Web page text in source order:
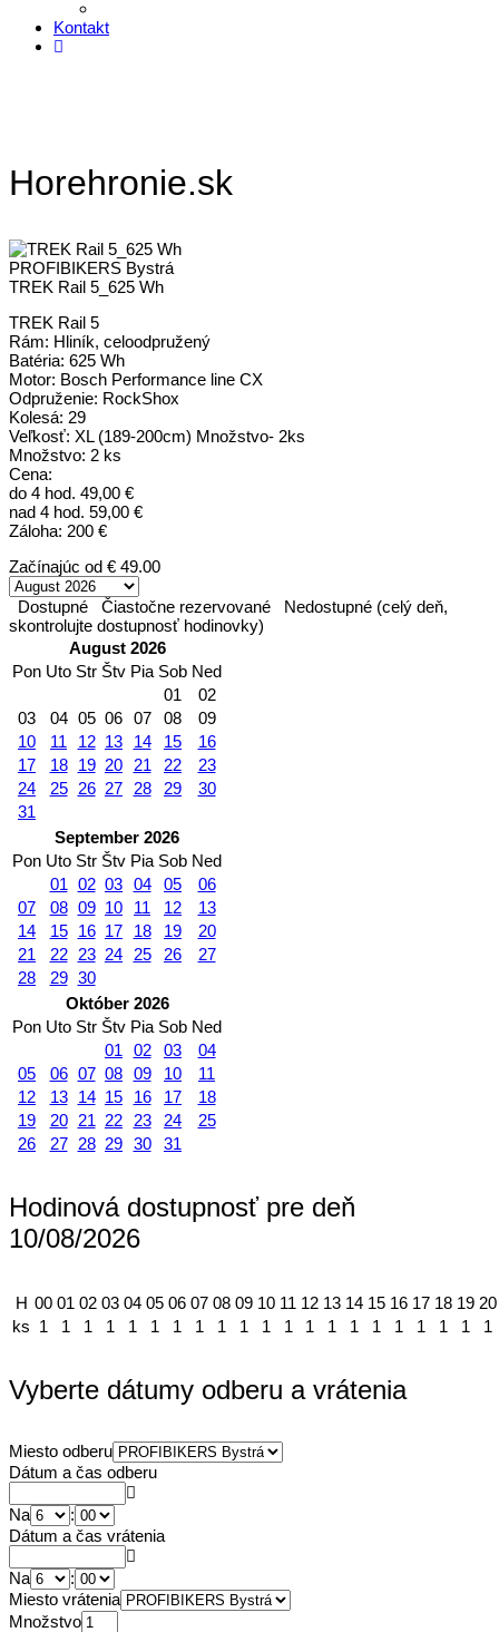
Kontakt
Horehronie.sk
PROFIBIKERS Bystrá
TREK Rail 5_625 Wh
TREK Rail 5
Rám: Hliník, celoodpružený
Batéria: 625 Wh
Motor: Bosch Performance line CX
Odpruženie: RockShox
Kolesá: 29
Veľkosť: XL (189-200cm) Množstvo- 2ks
Množstvo: 2 ks
Cena:
do 4 hod. 49,00 €
nad 4 hod. 59,00 €
Záloha: 200 €
Začínajúc od € 49.00
Dostupné Čiastočne rezervované
Nedostupné (celý deň,
skontrolujte dostupnosť hodinovky)
August 2026
Pon Uto Str Štv Pia Sob Ned
01
02
03
04 05 06 07 08
09
10
11 12 13 14 15
16
17
18 19 20 21 22
23
24
25 26 27 28 29
30
31
September 2026
Pon Uto Str Štv Pia Sob Ned
01 02 03 04 05
06
07
08 09 10 11 12
13
14
15 16 17 18 19
20
21
22 23 24 25 26
27
28
29 30
Október 2026
Pon Uto Str Štv Pia Sob Ned
01
02 03
04
05
06 07 08 09 10
11
12
13 14 15 16 17
18
19
20 21 22 23 24
25
26
27 28 29 30 31
Hodinová dostupnosť pre deň
10/08/2026
H 00 01 02 03 04 05 06 07 08 09 10 11 12 13 14 15 16 17 18 19 20
ks 1 1 1 1 1 1 1 1 1 1 1 1 1 1 1 1 1 1 1 1 1
Vyberte dátumy odberu a vrátenia
Miesto odberu
Dátum a čas odberu
Na
:
Dátum a čas vrátenia
Na
:
Miesto vrátenia
Množstvo